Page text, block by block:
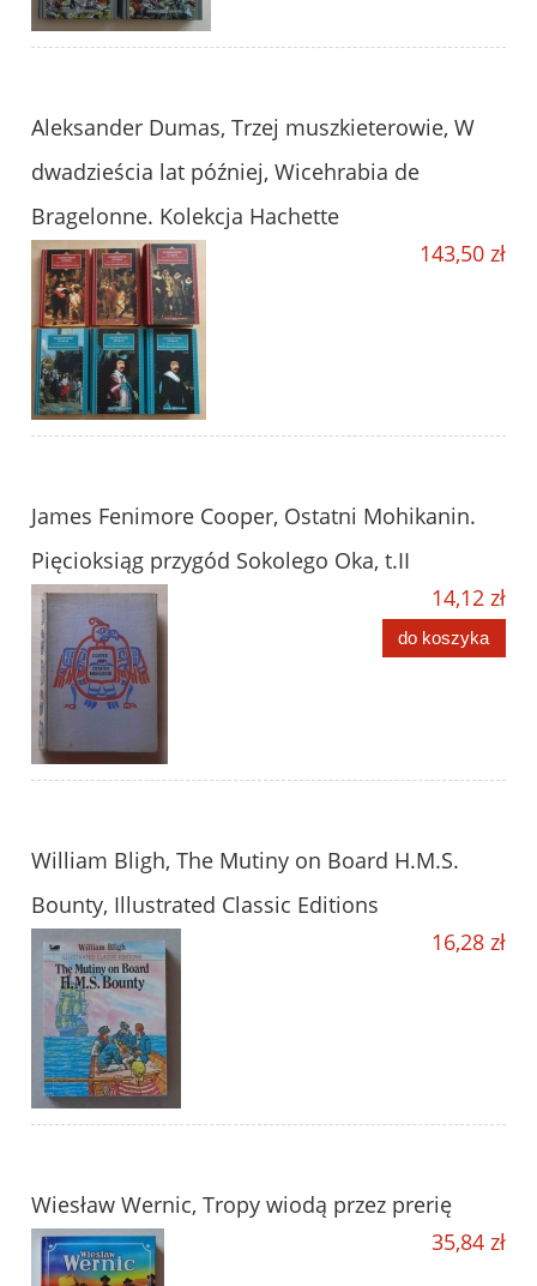
Aleksander Dumas, Trzej muszkieterowie, W
dwadzieścia lat później, Wicehrabia de
Bragelonne. Kolekcja Hachette
143,50 zł
James Fenimore Cooper, Ostatni Mohikanin.
Pięcioksiąg przygód Sokolego Oka, t.II
14,12 zł
do koszyka
William Bligh, The Mutiny on Board H.M.S.
Bounty, Illustrated Classic Editions
16,28 zł
Wiesław Wernic, Tropy wiodą przez prerię
35,84 zł